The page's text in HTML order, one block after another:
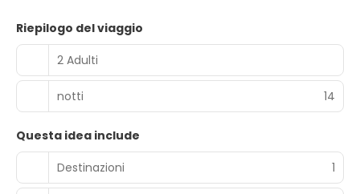
Riepilogo del viaggio
2 Adulti
notti 14
Questa idea include
Destinazioni
1